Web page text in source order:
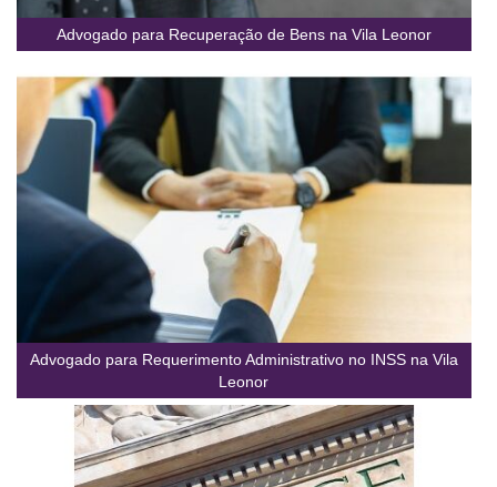
Advogado para Recuperação de Bens na Vila Leonor
Advogado para Requerimento Administrativo no INSS na Vila
Leonor